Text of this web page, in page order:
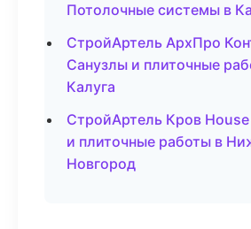
Потолочные системы в
СтройАртель АрхПро
Санузлы и плиточные
Калуга
СтройАртель Кров
и плиточные работы в
Новгород